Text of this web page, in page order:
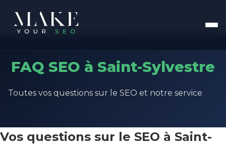
FAQ SEO à Saint-Sylvestre
Toutes vos questions sur le SEO et notre service
Vos questions sur le SEO à Saint-